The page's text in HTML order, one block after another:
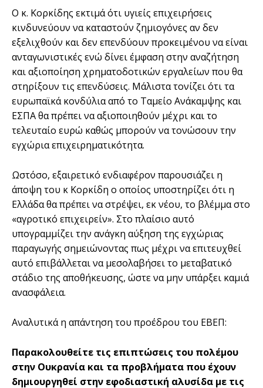
Ο κ. Κορκίδης εκτιμά ότι υγιείς επιχειρήσεις
κινδυνεύουν να καταστούν ζημιογόνες αν δεν
εξελιχθούν και δεν επενδύουν προκειμένου να είναι
ανταγωνιστικές ενώ δίνει έμφαση στην αναζήτηση
και αξιοποίηση χρηματοδοτικών εργαλείων που θα
στηρίξουν τις επενδύσεις. Μάλιστα τονίζει ότι τα
ευρωπαϊκά κονδύλια από το Ταμείο Ανάκαμψης και
ΕΣΠΑ θα πρέπει να αξιοποιηθούν μέχρι και το
τελευταίο ευρώ καθώς μπορούν να τονώσουν την
εγχώρια επιχειρηματικότητα.
Ωστόσο, εξαιρετικό ενδιαφέρον παρουσιάζει η
άποψη του κ Κορκίδη ο οποίος υποστηρίζει ότι η
Ελλάδα θα πρέπει να στρέψει, εκ νέου, το βλέμμα στο
«αγροτικό επιχειρείν». Στο πλαίσιο αυτό
υπογραμμίζει την ανάγκη αύξηση της εγχώριας
παραγωγής σημειώνοντας πως μέχρι να επιτευχθεί
αυτό επιβάλλεται να μεσολαβήσει το μεταβατικό
στάδιο της αποθήκευσης, ώστε να μην υπάρξει καμιά
ανασφάλεια.
Αναλυτικά η απάντηση του προέδρου του ΕΒΕΠ:
Παρακολουθείτε τις επιπτώσεις του πολέμου
στην Ουκρανία και τα προβλήματα που έχουν
δημιουργηθεί στην εφοδιαστική αλυσίδα με τις